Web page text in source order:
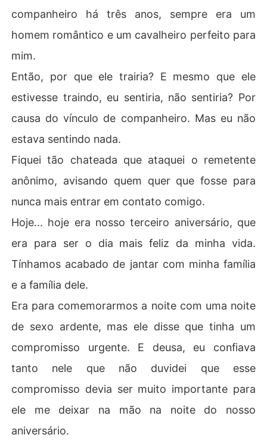
companheiro há três anos, sempre era um
homem romântico e um cavalheiro perfeito para
mim.
Então, por que ele trairia? E mesmo que ele
estivesse traindo, eu sentiria, não sentiria? Por
causa do vínculo de companheiro. Mas eu não
estava sentindo nada.
Fiquei tão chateada que ataquei o remetente
anônimo, avisando quem quer que fosse para
nunca mais entrar em contato comigo.
Hoje... hoje era nosso terceiro aniversário, que
era para ser o dia mais feliz da minha vida.
Tínhamos acabado de jantar com minha família
e a família dele.
Era para comemorarmos a noite com uma noite
de sexo ardente, mas ele disse que tinha um
compromisso urgente. E deusa, eu confiava
tanto nele que não duvidei que esse
compromisso devia ser muito importante para
ele me deixar na mão na noite do nosso
aniversário.